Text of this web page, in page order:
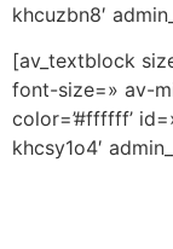
khcuzbn8′
[av_textblock
font-size=» av-
color=’#ffffff’
khcsy1o4′